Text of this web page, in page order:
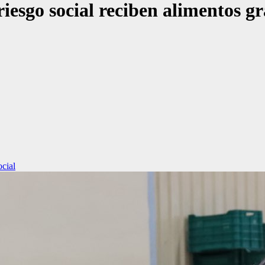
social reciben alimentos